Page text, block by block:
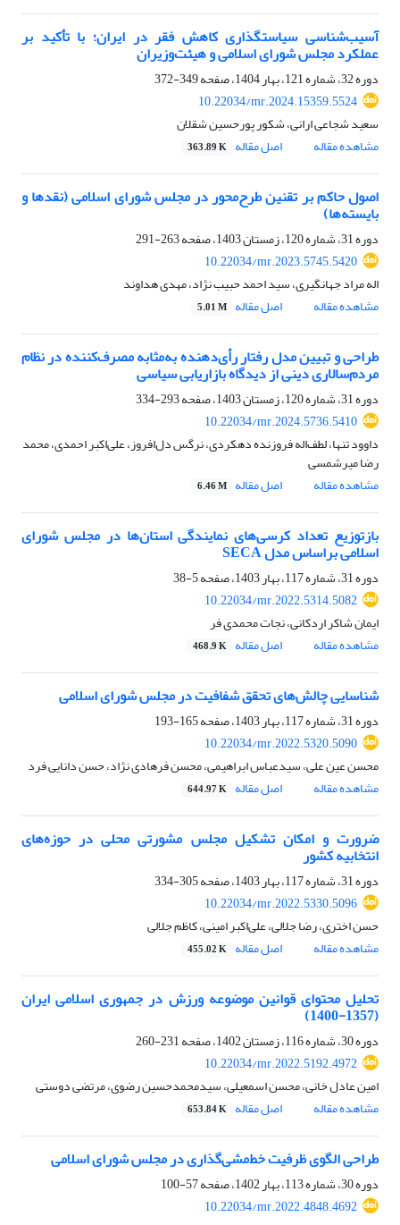
آسیب‌شناسی سیاستگذاری کاهش فقر در ایران؛ با تأکید بر
عملکرد مجلس شورای اسلامی و هیئت‌وزیران
دوره 32، شماره 121، بهار 1404، صفحه
349-372
10.22034/mr.2024.15359.5524
سعید شجاعی ارانی، شکور پورحسین شقلان
مشاهده مقاله
اصل مقاله 363.89 K
اصول حاکم بر تقنین طرح‌محور در مجلس شورای اسلامی (نقدها و
بایسته‌ها)
دوره 31، شماره 120، زمستان 1403، صفحه
263-291
10.22034/mr.2023.5745.5420
اله مراد جهانگیری، سید احمد حبیب نژاد، مهدی هداوند
مشاهده مقاله
اصل مقاله 5.01 M
طراحی و تبیین مدل رفتار رأی‌دهنده به‌مثابه مصرف‌کننده در نظام
مردم‌سالاری دینی از دیدگاه بازاریابی سیاسی
دوره 31، شماره 120، زمستان 1403، صفحه
293-334
10.22034/mr.2024.5736.5410
داوود تنها، لطف‌اله فروزنده دهکردی، نرگس دل‌افروز، علی‌اکبر احمدی، محمد
رضا میرشمسی
مشاهده مقاله
اصل مقاله 6.46 M
بازتوزیع تعداد کرسی‌های نمایندگی استان‌ها در مجلس شورای
اسلامی بر‌اساس مدل SECA
دوره 31، شماره 117، بهار 1403، صفحه
5-38
10.22034/mr.2022.5314.5082
ایمان شاکر اردکانی، نجات محمدی فر
مشاهده مقاله
اصل مقاله 468.9 K
شناسایی چالش‌های تحقق شفافیت در مجلس شورای اسلامی
دوره 31، شماره 117، بهار 1403، صفحه
165-193
10.22034/mr.2022.5320.5090
محسن عین علی، سیدعباس ابراهیمی، محسن فرهادی نژاد، حسن دانایی فرد
مشاهده مقاله
اصل مقاله 644.97 K
ضرورت و امکان تشکیل مجلس مشورتی محلی در حوزه‌های
انتخابیه کشور
دوره 31، شماره 117، بهار 1403، صفحه
305-334
10.22034/mr.2022.5330.5096
حسن اختری، رضا جلالی، علی‌اکبر امینی، کاظم جلالی
مشاهده مقاله
اصل مقاله 455.02 K
تحلیل محتوای قوانین موضوعه ورزش در جمهوری اسلامی ایران
(1357-1400)
دوره 30، شماره 116، زمستان 1402، صفحه
231-260
10.22034/mr.2022.5192.4972
امین عادل خانی، محسن اسمعیلی، سیدمحمدحسین رضوی، مرتضی دوستی
مشاهده مقاله
اصل مقاله 653.84 K
طراحی الگوی ظرفیت خط‌مشی‌گذاری در مجلس شورای اسلامی
دوره 30، شماره 113، بهار 1402، صفحه
57-100
10.22034/mr.2022.4848.4692